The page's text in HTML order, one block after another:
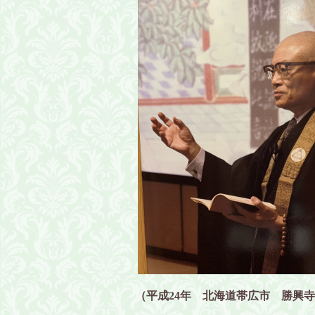
（平成24年 北海道帯広市 勝興